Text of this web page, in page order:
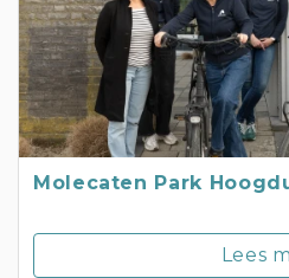
Molecaten Park
Lees